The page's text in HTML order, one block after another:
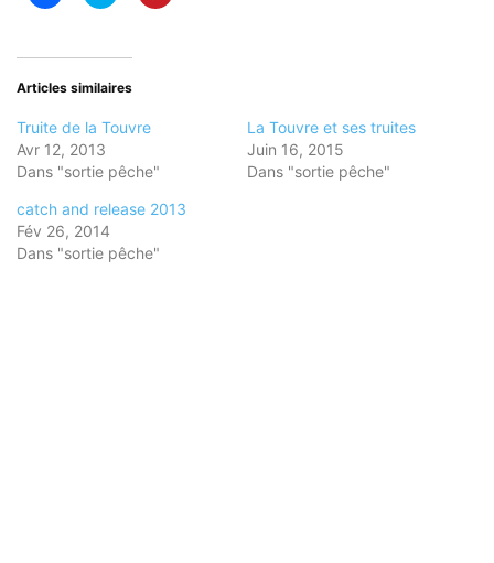
dans
nouvelle
dans
nouvelle
Articles similaires
Truite de la Touvre
Avr 12, 2013
Dans "sortie pêche"
La Touvre et ses truites
Juin 16, 2015
Dans "sortie pêche"
catch and release 2013
Fév 26, 2014
Dans "sortie pêche"